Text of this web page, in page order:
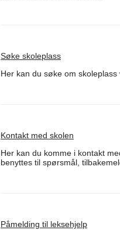
Søke skoleplass
Her kan du søke om
Kontakt med skolen
Her kan du komme i kontakt
benyttes til spørsmål,
Påmelding til leksehjelp